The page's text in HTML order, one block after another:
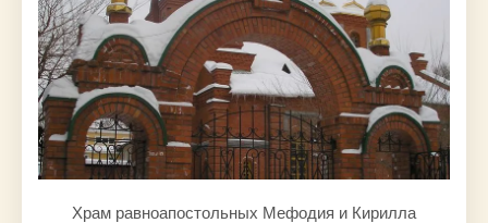
Храм равноапостольных Мефодия и Кирилла